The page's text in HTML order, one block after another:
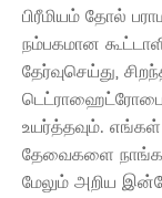
பிரீமியம் தோல்
நம்பகமான
தேர்வுசெய்து,
உயர்த்தவும். எங்கள்
தேவைகளை நாங்கள்
மேலும் அறிய